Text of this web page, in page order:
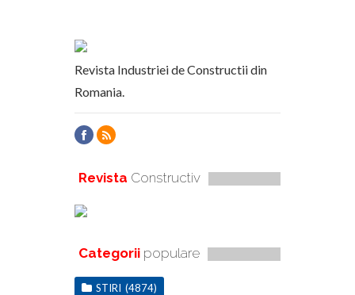
Revista Industriei de Constructii din
Romania.
Revista Constructiv
Categorii populare
STIRI (4874)